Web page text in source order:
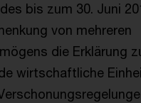
bis zum 30. Juni
von mehreren
die Erklärung
wirtschaftliche